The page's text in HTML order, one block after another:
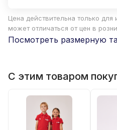
Цена действительна только для
может отличаться от цен в
Посмотреть размерную
С этим товаром